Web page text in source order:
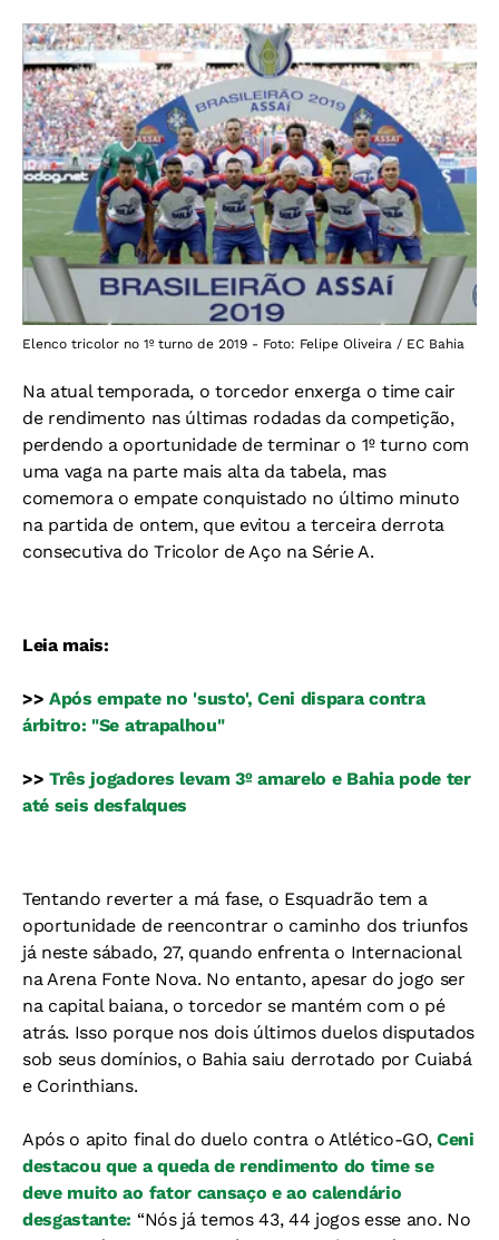
Elenco tricolor no 1º turno de 2019 - Foto: Felipe Oliveira / EC Bahia
Na atual temporada, o torcedor enxerga o time cair
de rendimento nas últimas rodadas da competição,
perdendo a oportunidade de terminar o 1º turno com
uma vaga na parte mais alta da tabela, mas
comemora o empate conquistado no último minuto
na partida de ontem, que evitou a terceira derrota
consecutiva do Tricolor de Aço na Série A.
Leia mais:
>>Após empate no 'susto', Ceni dispara contra
árbitro: "Se atrapalhou"
>>Três jogadores levam 3º amarelo e Bahia pode ter
até seis desfalques
Tentando reverter a má fase, o Esquadrão tem a
oportunidade de reencontrar o caminho dos triunfos
já neste sábado, 27, quando enfrenta o Internacional
na Arena Fonte Nova. No entanto, apesar do jogo ser
na capital baiana, o torcedor se mantém com o pé
atrás. Isso porque nos dois últimos duelos disputados
sob seus domínios, o Bahia saiu derrotado por Cuiabá
e Corinthians.
Após o apito final do duelo contra o Atlético-GO, Ceni
destacou que a queda de rendimento do time se
deve muito ao fator cansaço e ao calendário
desgastante: “Nós já temos 43, 44 jogos esse ano. No